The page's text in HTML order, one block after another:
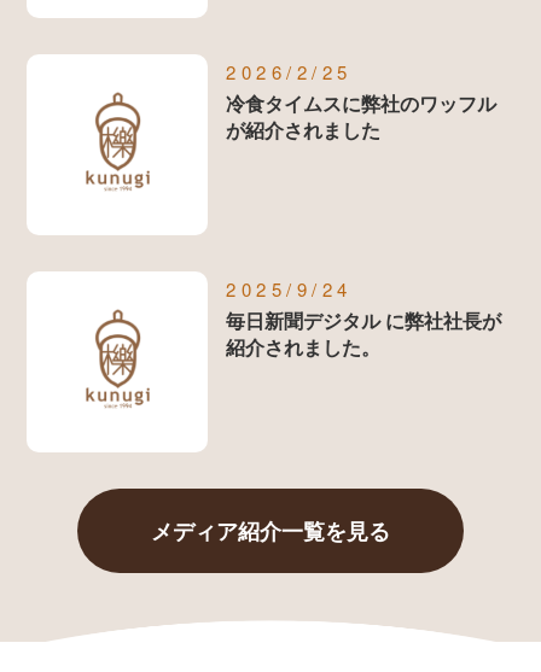
2026/2/25
冷食タイムスに弊社のワッフル
が紹介されました
2025/9/24
毎日新聞デジタル に弊社社長が
紹介されました。
メディア紹介一覧を見る